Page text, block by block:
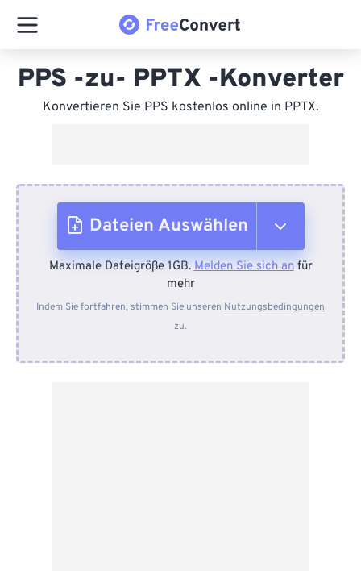
PPS -zu- PPTX -Konverter
Konvertieren Sie PPS kostenlos online in PPTX.
Dateien Auswählen
Vom Gerät
Von Dropbox
Maximale Dateigröße 1GB.Melden Sie sich anfür
mehr
Indem Sie fortfahren, stimmen Sie unseren Nutzungsbedingungen
zu.